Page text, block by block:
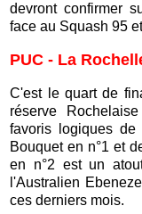
devront confirmer
face au Squash 95
PUC - La
C'est le quart de
réserve
favoris logiques
Bouquet en n°1 et
en n°2 est un
l'Australien
ces derniers mois.